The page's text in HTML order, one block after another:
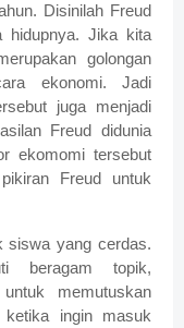
Disinilah Freud
hidupnya. Jika kita
golongan
ekonomi. Jadi
juga menjadi
Freud didunia
ekomomi tersebut
Freud untuk
siswa yang cerdas.
beragam topik,
memutuskan
ingin masuk